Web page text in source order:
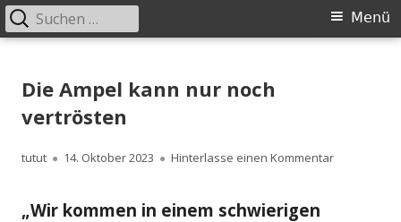
zum
Primäres
Menü
Suchen
nach:
Die Ampel kann nur noch
vertrösten
Autor
tutut
Veröffentlicht
14. Oktober 2023 Hinterlasse einen Kommentarzu Die
„Wir kommen in einem schwierigen